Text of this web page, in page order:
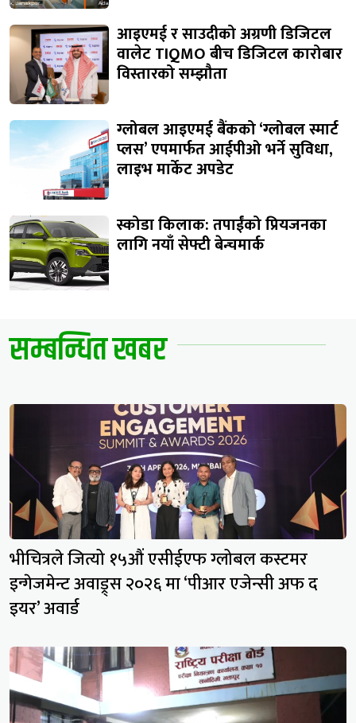
आइएमई र साउदीको अग्रणी डिजिटल
वालेट TIQMO बीच डिजिटल कारोबार
विस्तारको सम्झौता
ग्लोबल आइएमई बैंकको ‘ग्लोबल स्मार्ट
प्लस’ एपमार्फत आईपीओ भर्ने सुविधा,
लाइभ मार्केट अपडेट
स्कोडा किलाक: तपाईंको प्रियजनका
लागि नयाँ सेफ्टी बेन्चमार्क
सम्बन्धित खबर
भीचित्रले जित्यो १५औं एसीईएफ ग्लोबल कस्टमर
इन्गेजमेन्ट अवाड्र्स २०२६ मा ‘पीआर एजेन्सी अफ द
इयर’ अवार्ड